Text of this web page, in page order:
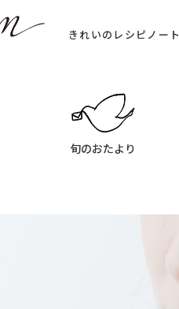
きれいのレシピノート
旬のおたより